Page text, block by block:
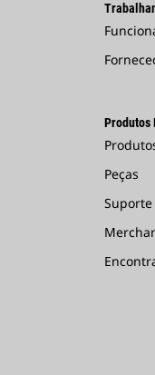
Produtos
Peças
Suporte